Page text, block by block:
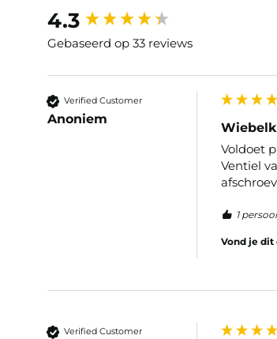
4.3
Gebaseerd op 33 reviews
Verified Customer
Anoniem
Voldoet
Ventiel
1
Vond je
Verified Customer
New content loaded